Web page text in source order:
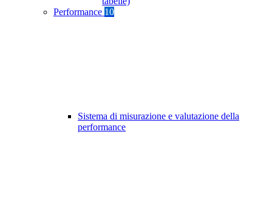
Performance 10
Sistema di misurazione e valutazione della
performance